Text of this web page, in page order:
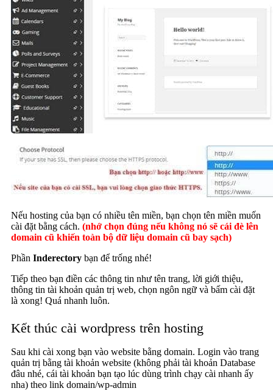
Nếu hosting của bạn có nhiều tên miền, bạn chọn tên miền muốn
cài đặt bằng cách. (nhớ chọn đúng nếu không nó sẽ cái đè lên
domain cũ khiến toàn bộ dữ liệu domain cũ bay sạch)
Phần Inderectory bạn để trống nhé!
Tiếp theo bạn điền các thông tin như tên trang, lời giới thiệu,
thông tin tài khoản quản trị web, chọn ngôn ngữ và bấm cài đặt
là xong! Quá nhanh luôn.
Kết thúc cài wordpress trên hosting
Sau khi cài xong bạn vào website bằng domain. Login vào trang
quản trị bằng tài khoản website (không phải tài khoản Database
đâu nhé, cái tài khoản bạn tạo lúc dùng trình chạy cài nhanh ấy
nha) theo link domain/wp-admin